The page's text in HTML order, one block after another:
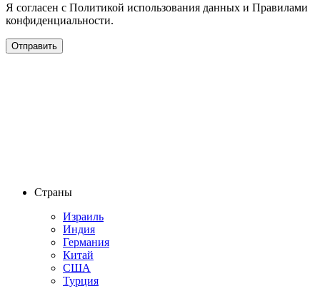
Я согласен с Политикой использования данных и Правилами
конфиденциальности.
Страны
Израиль
Индия
Германия
Китай
США
Турция